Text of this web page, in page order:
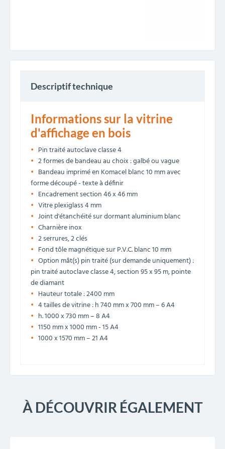
Descriptif technique
Informations sur la vitrine
d'affichage en bois
Pin traité autoclave classe 4
2 formes de bandeau au choix : galbé ou vague
Bandeau imprimé en Komacel blanc 10 mm avec
forme découpé - texte à définir
Encadrement section 46 x 46 mm
Vitre plexiglass 4 mm
Joint d'étanchéité sur dormant aluminium blanc
Charnière inox
2 serrures, 2 clés
Fond tôle magnétique sur P.V.C. blanc 10 mm
Option mât(s) pin traité (sur demande uniquement) :
pin traité autoclave classe 4, section 95 x 95 m, pointe
de diamant
Hauteur totale : 2400 mm
4 tailles de vitrine : h 740 mm x 700 mm – 6 A4
h. 1000 x 730 mm – 8 A4
1150 mm x 1000 mm - 15 A4
1000 x 1570 mm – 21 A4
À DÉCOUVRIR ÉGALEMENT